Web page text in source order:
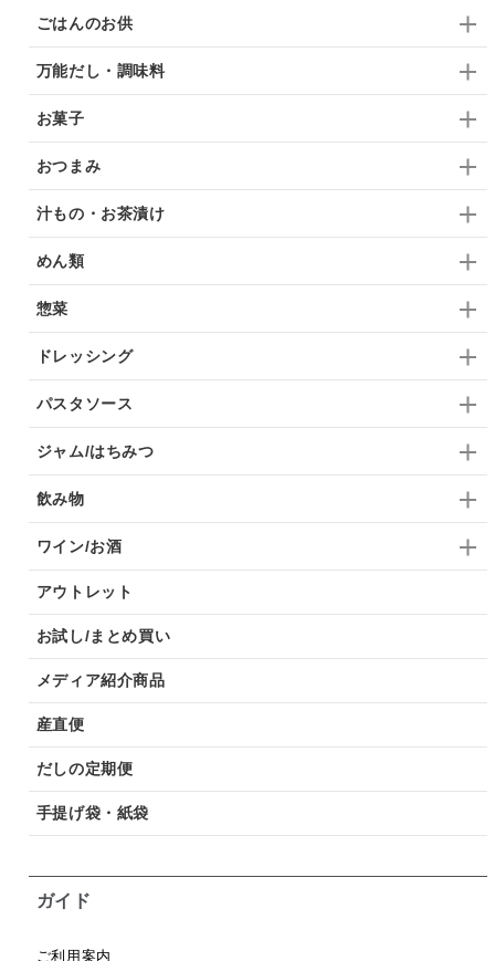
ごはんのお供
万能だし・調味料
お菓子
おつまみ
汁もの・お茶漬け
めん類
惣菜
ドレッシング
パスタソース
ジャム/はちみつ
飲み物
ワイン/お酒
アウトレット
お試し/まとめ買い
メディア紹介商品
産直便
だしの定期便
手提げ袋・紙袋
ガイド
ご利用案内